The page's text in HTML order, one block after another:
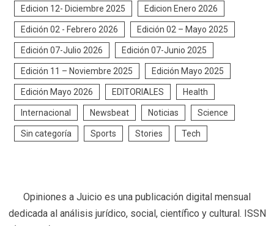
Edicion 12- Diciembre 2025 Edicion Enero 2026
Edición 02 - Febrero 2026 Edición 02 – Mayo 2025
Edición 07-Julio 2026 Edición 07-Junio 2025
Edición 11 – Noviembre 2025 Edición Mayo 2025
Edición Mayo 2026 EDITORIALES Health
Internacional Newsbeat Noticias Science
Sin categoría Sports Stories Tech
Opiniones a Juicio es una publicación digital mensual
dedicada al análisis jurídico, social, científico y cultural. ISSN